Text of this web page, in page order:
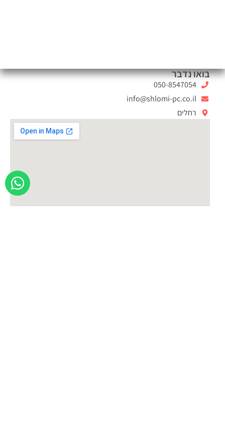
בואו נדבר
050-8547054
info@shlomi-pc.co.il
רחלים